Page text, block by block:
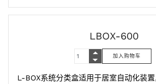
LBOX-600
L-BOX系统分类盒适用于居室自动化装